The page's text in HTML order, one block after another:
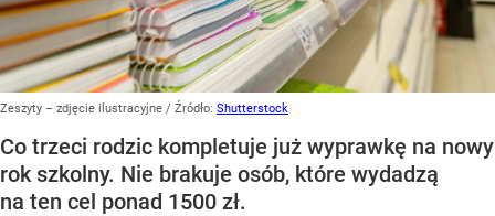
Zeszyty – zdjęcie ilustracyjne / Źródło: Shutterstock
Co trzeci rodzic kompletuje już wyprawkę na nowy
rok szkolny. Nie brakuje osób, które wydadzą
na ten cel ponad 1500 zł.